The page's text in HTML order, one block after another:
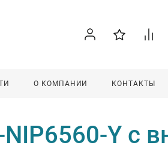
О КОМПАНИИ КОНТАКТЫ
Y с